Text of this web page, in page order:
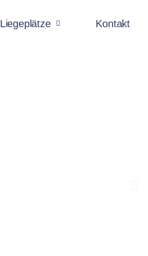
Liegeplätze Kontakt